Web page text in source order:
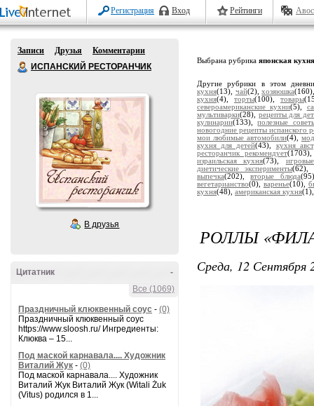
Регистрация Вход Рейтинги
Записи Друзья
Комментарии
ИСПАНСКИЙ РЕСТОРАНЧИК
В друзья
-
Цитатник
Все (1069)
Праздничный клюквенный соус - (0)
Праздничный клюквенный соус
https://www.sloosh.ru/ Ингредиенты:
Клюква – 15...
Под маской карнавала.... Художник
Виталий Жук - (0)
Под маской карнавала.... Художник
Виталий Жук Виталий Жук (Witali Żuk
(Vitus) родился в 1...
Выбрана рубрика японская кухня
Другие рубрики в этом
кухня(13), чай(2),хозяюшка
кухня(4), торты(100), товары
североамериканские кухни(5),
мультиварки(28), рецепты для
кулинарии(133),полезные
новогодние рецепты испанского
мои любимые автомобили(4),
кухня для детей(43), кухня
ресторанчик рекомендует
израильская кухня(73),
диетические эксперименты(62),
выпечка(202),вторые блюда
вегетарианство(0), варенье(10),
кухня(48), американская кухня
РОЛЛЫ
Среда, 12 Сентября